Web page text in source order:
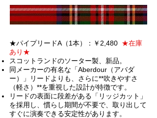
★パイプリードA（1本）：￥2,480 ★在庫
あり★
スコットランドのソーター製、新品。
同メーカーの有名な「Aberdour（アバダ
ー）」リードよりも、さらに**吹きやすさ
（軽さ）**を重視した設計が特徴です。
リードの表面に段差がある「リッジカット」
を採用し、慣らし期間が不要で、取り出して
すぐに演奏できる安定性があります。